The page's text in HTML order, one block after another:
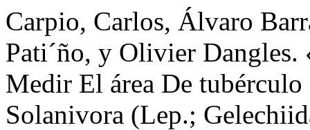
Carpio, Carlos, Álvaro
Pati´ño, y Olivier
Medir El área De tubérculo
Solanivora (Lep.;